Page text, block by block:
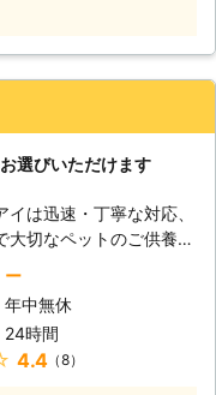
サポートいたします。相
いません。お気軽にどう
。 24時間365日対応さ
な対応で、お客様のお悩
お手伝いをいたします。
加盟店が提携しています
から沖縄まで日本全国ど
客様満足度
理解し、常に真摯な対応
のサポートを心掛けてお
一つの工程の細部にま
選びいただけます
イは迅速・丁寧な対応、
大切なペットのご供養・
ートします。 【当社
オーナーズアイでは最
旅立ちを大切に見送るた
儀において合同火葬は行
ん。訪問火葬車でご自宅
ー
年中無休
24時間
4.4（8）